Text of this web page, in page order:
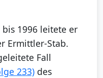
1996 leitete er
Ermittler-Stab.
Fall
233) des